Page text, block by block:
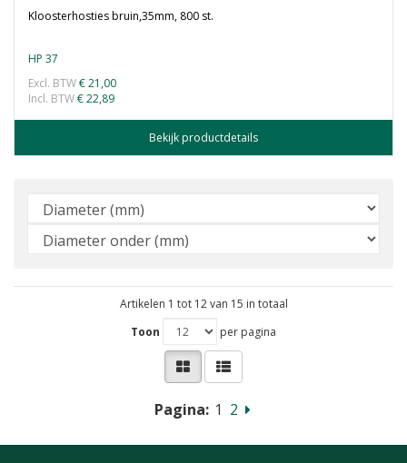
Kloosterhosties bruin,35mm, 800 st.
HP 37
Excl. BTW€ 21,00
Incl. BTW€ 22,89
Bekijk productdetails
Artikelen 1 tot 12 van 15 in totaal
Toon
per pagina
Pagina: 1 2